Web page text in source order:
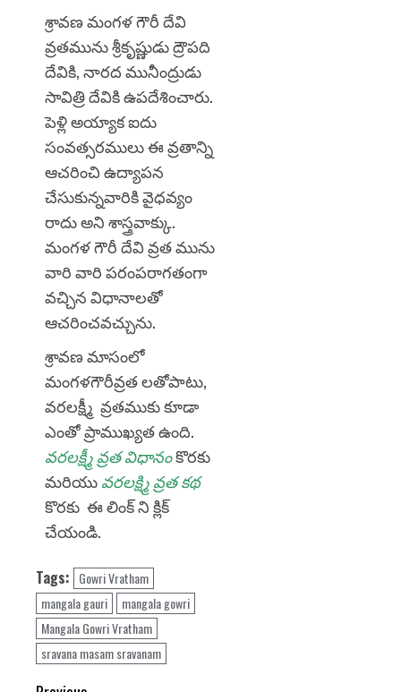
శ్రావణ మంగళ గౌరీ దేవి
వ్రతమును శ్రీకృష్ణుడు ద్రౌపది
దేవికి, నారద మునీంద్రుడు
సావిత్రి దేవికి ఉపదేశించారు.
పెళ్లి అయ్యాక ఐదు
సంవత్సరములు ఈ వ్రతాన్ని
ఆచరించి ఉద్యాపన
చేసుకున్నవారికి వైధవ్యం
రాదు అని శాస్త్రవాక్కు.
మంగళ గౌరీ దేవి వ్రత మును
వారి వారి పరంపరాగతంగా
వచ్చిన విధానాలతో
ఆచరించవచ్చును.
శ్రావణ మాసంలో
మంగళగౌరీవ్రత లతోపాటు,
వరలక్ష్మీ వ్రతముకు కూడా
ఎంతో ప్రాముఖ్యత ఉంది.
వరలక్ష్మీ వ్రత విధానంకొరకు
మరియువరలక్ష్మి వ్రత కథ
కొరకు ఈ లింక్ ని క్లిక్
చేయండి.
Tags: Gowri Vratham
mangala gauri
mangala gowri
Mangala Gowri Vratham
sravana masam sravanam